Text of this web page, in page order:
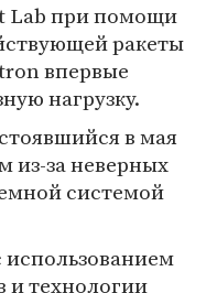
Lab при помощи
ракеты
впервые
нагрузку.
в мая
из-за неверных
системой
использованием
и технологии